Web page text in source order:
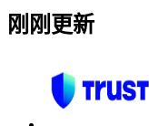
刚刚更新